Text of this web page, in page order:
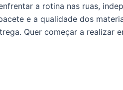
a rotina nas ruas,
e a qualidade dos
Quer começar a realizar